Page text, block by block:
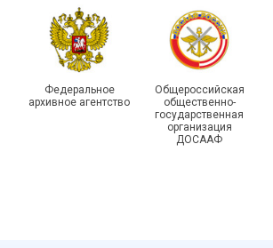
Федеральное
архивное агентство
Общероссийская
общественно-
государственная
организация
ДОСААФ